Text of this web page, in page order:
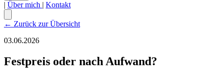
| Über mich | Kontakt
← Zurück zur Übersicht
03.06.2026
Festpreis oder nach Aufwand?